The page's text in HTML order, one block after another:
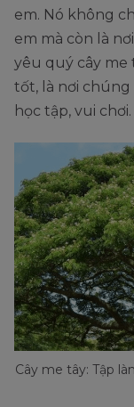
em. Nó không
em mà còn là
yêu quý cây me
tốt, là nơi chúng
học tập, vui chơi.
Cây me tây: Tập